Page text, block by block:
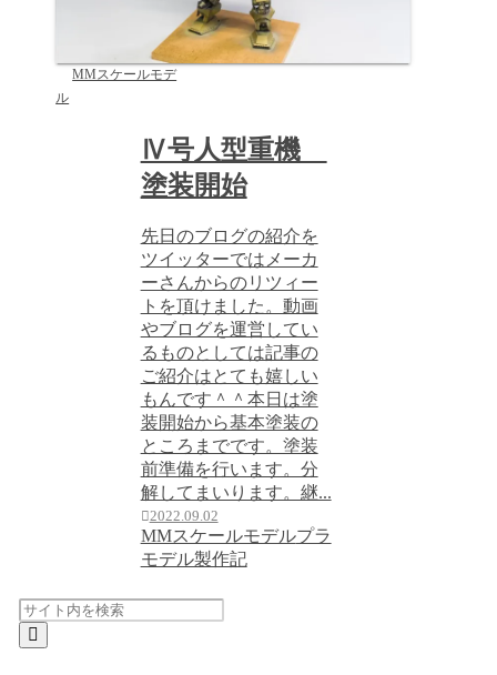
MMスケールモデ
ル
Ⅳ号人型重機
塗装開始
先日のブログの紹介を
ツイッターではメーカ
ーさんからのリツィー
トを頂けました。動画
やブログを運営してい
るものとしては記事の
ご紹介はとても嬉しい
もんです＾＾本日は塗
装開始から基本塗装の
ところまでです。塗装
前準備を行います。分
解してまいります。継...
2022.09.02
MMスケールモデルプラ
モデル製作記